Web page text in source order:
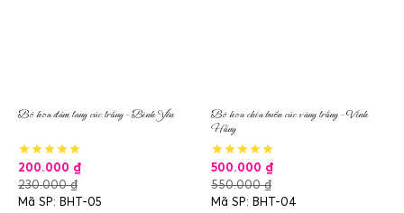
Bó hoa đám tang cúc trắng – Bình Yên
200.000 ₫
230.000₫
Mã SP: BHT-05
Bó hoa chia buồn cúc vàng trắng – Vĩnh
Hằng
500.000 ₫
550.000₫
Mã SP: BHT-04